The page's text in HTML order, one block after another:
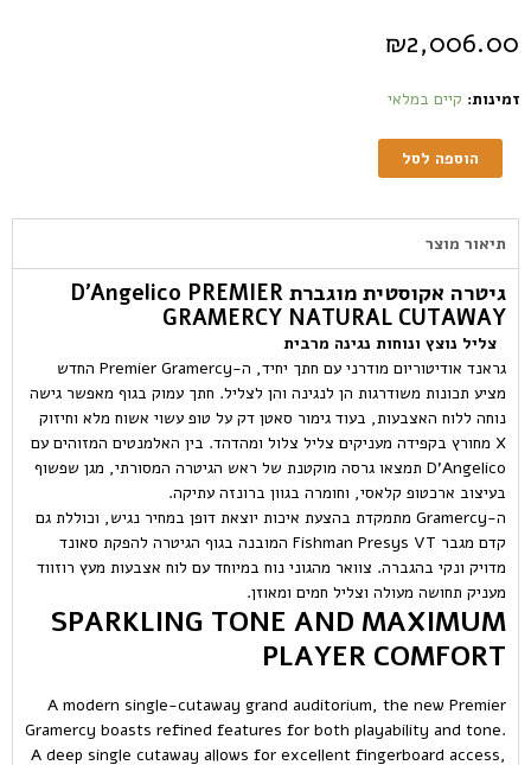
₪2,006.00
זמינות: קיים במלאי
הוספה לסל
תיאור מוצר
גיטרה אקוסטית מוגברת D’Angelico PREMIER
GRAMERCY NATURAL CUTAWAY
צליל נוצץ ונוחות נגינה מרבית
גראנד אודיטוריום מודרני עם חתך יחיד, ה-Premier Gramercy החדש
מציע תכונות משודרגות הן לנגינה והן לצליל. חתך עמוק בגוף מאפשר גישה
נוחה ללוח האצבעות, בעוד גימור סאטן דק על טופ עשוי אשוח מלא וחיזוק
X מחורץ בקפידה מעניקים צליל צלול ומהדהד. בין האלמנטים המזוהים עם
D’Angelico תמצאו גרסה מוקטנת של ראש הגיטרה המסורתי, מגן שפשוף
בעיצוב ארכטופ קלאסי, וחומרה בגוון ברונזה עתיקה.
ה-Gramercy מתמקדת בהצעת איכות יוצאת דופן במחיר נגיש, וכוללת גם
קדם מגבר Fishman Presys VT המובנה בגוף הגיטרה להפקת סאונד
מדויק ונקי בהגברה. צוואר מהגוני נוח במיוחד עם לוח אצבעות מעץ רוזווד
מעניק תחושה מעולה וצליל חמים ומאוזן.
SPARKLING TONE AND MAXIMUM
PLAYER COMFORT
A modern single-cutaway grand auditorium, the new Premier
Gramercy boasts refined features for both playability and tone.
A deep single cutaway allows for excellent fingerboard access,